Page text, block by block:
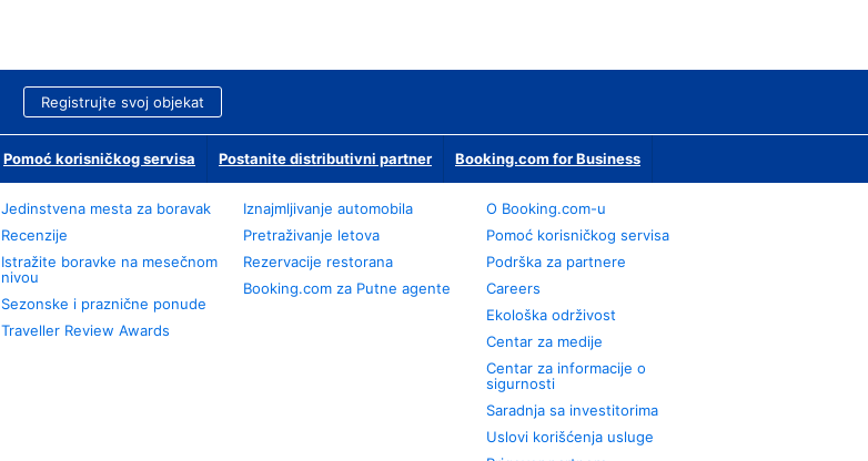
Registrujte svoj objekat
Pomoć korisničkog servisa Postanite distributivni partner Booking.com for Business
Jedinstvena mesta za boravak
Recenzije
Istražite boravke na mesečnom
nivou
Sezonske i praznične ponude
Traveller Review Awards
Iznajmljivanje automobila
Pretraživanje letova
Rezervacije restorana
Booking.com za Putne agente
О Booking.com-u
Pomoć korisničkog servisa
Podrška za partnere
Careers
Ekološka održivost
Centar za medije
Centar za informacije o
sigurnosti
Saradnja sa investitorima
Uslovi korišćenja usluge